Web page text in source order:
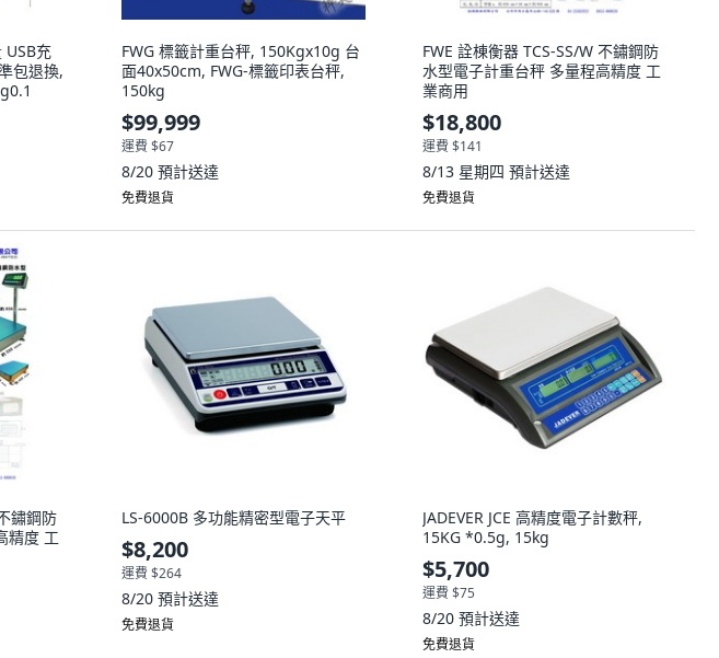
USB充
包退換,
FWG 標籤計重台秤, 150Kgx10g 台
面40x50cm, FWG-標籤印表台秤,
150kg
$99,999
運費 $67
8/20 預計送達
免費退貨
FWE 詮棟衡器 TCS-SS/W 不鏽鋼防
水型電子計重台秤 多量程高精度 工
業商用
$18,800
運費 $141
8/13 星期四 預計送達
免費退貨
鏽鋼防
精度 工
LS-6000B 多功能精密型電子天平
$8,200
運費 $264
8/20 預計送達
免費退貨
JADEVER JCE 高精度電子計數秤,
15KG *0.5g, 15kg
$5,700
運費 $75
8/20 預計送達
免費退貨